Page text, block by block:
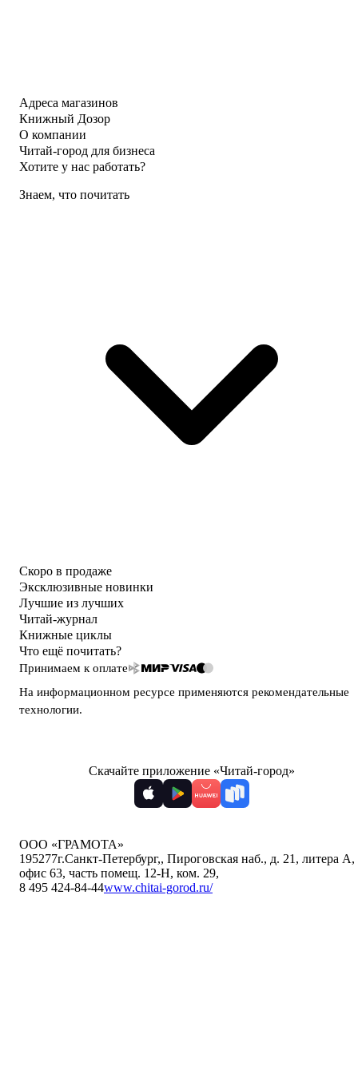
Адреса магазинов
Книжный Дозор
О компании
Читай-город для бизнеса
Хотите у нас работать?
Знаем, что почитать
Скоро в продаже
Эксклюзивные новинки
Лучшие из лучших
Читай-журнал
Книжные циклы
Что ещё почитать?
Принимаем к оплате
На информационном ресурсе применяются рекомендательные
технологии.
Скачайте приложение «Читай-город»
ООО «ГРАМОТА»
195277г.Санкт-Петербург,, Пироговская наб., д. 21, литера А,
офис 63, часть помещ. 12-Н, ком. 29,
8 495 424-84-44www.chitai-gorod.ru/